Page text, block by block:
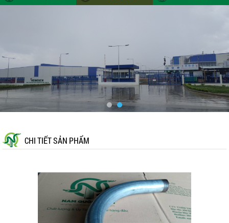
CHI TIẾT SẢN PHẨM